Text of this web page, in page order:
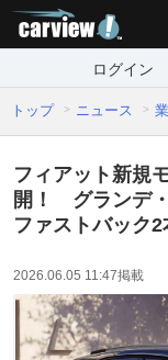
ログイン
トップ ニュース
フィアット新規
開！ グランデ
ファストバック2
2026.06.05 11:47掲載